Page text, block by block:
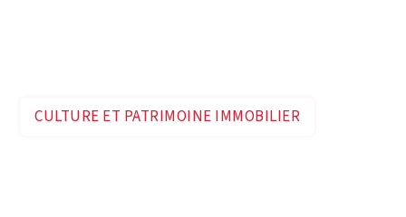
CULTURE ET PATRIMOINE IMMOBILIER